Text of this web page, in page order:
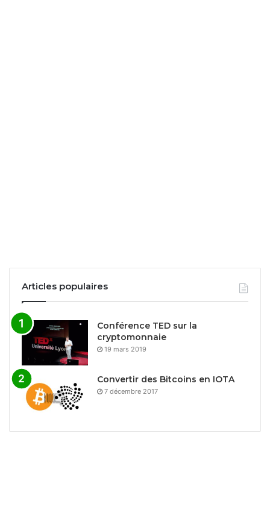
Articles populaires
Conférence TED sur la
cryptomonnaie
19 mars 2019
Convertir des Bitcoins en IOTA
7 décembre 2017